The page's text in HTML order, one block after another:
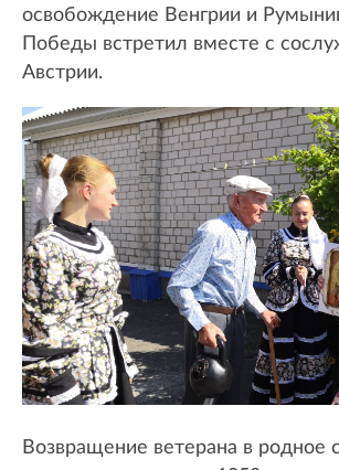
освобождение Венгрии и
Победы встретил вместе с
Австрии.
Возвращение ветерана в родное